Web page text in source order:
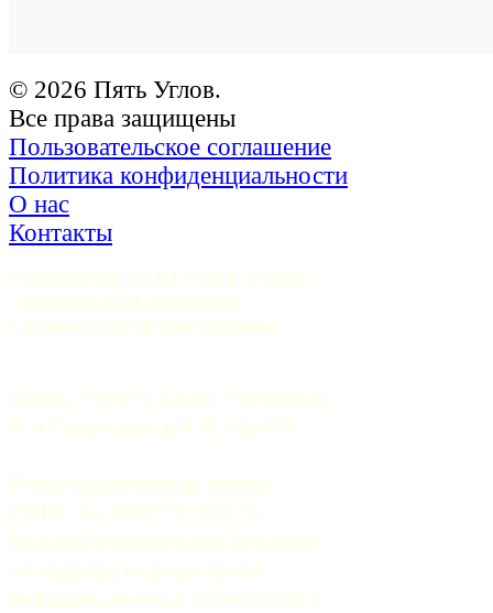
© 2026 Пять Углов.
Все права защищены
Пользовательское соглашение
Политика конфиденциальности
О нас
Контакты
Учредитель ООО «Пять углов».
Генеральный директор —
Грачев Сергей Викторович
Адрес: 191015, Санкт-Петербург,
9-я Советская, д.4-6, оф.415
Регистрационный номер
СМИ: Эл №ФС77-37070.
Выдано Федеральной службой
по надзору в сфере связи,
информационных технологий и